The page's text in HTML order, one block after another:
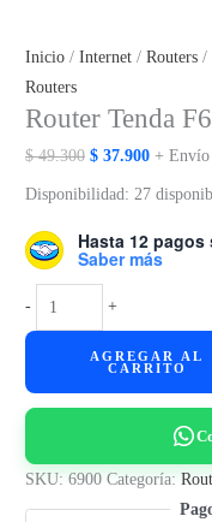
Inicio /Internet /Routers /
Routers
Router Tenda
$49.300 El
precio
era:
$ 37.900El
precio
es:
+ Envío
Disponibilidad: 27
Hasta 12
Saber más
-
Router
Tenda
+
AGREGAR AL
CARRITO
SKU:6900 Categoría: